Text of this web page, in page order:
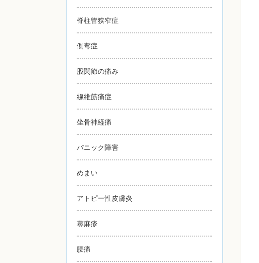
脊柱管狭窄症
側弯症
股関節の痛み
線維筋痛症
坐骨神経痛
パニック障害
めまい
アトピー性皮膚炎
蕁麻疹
腰痛